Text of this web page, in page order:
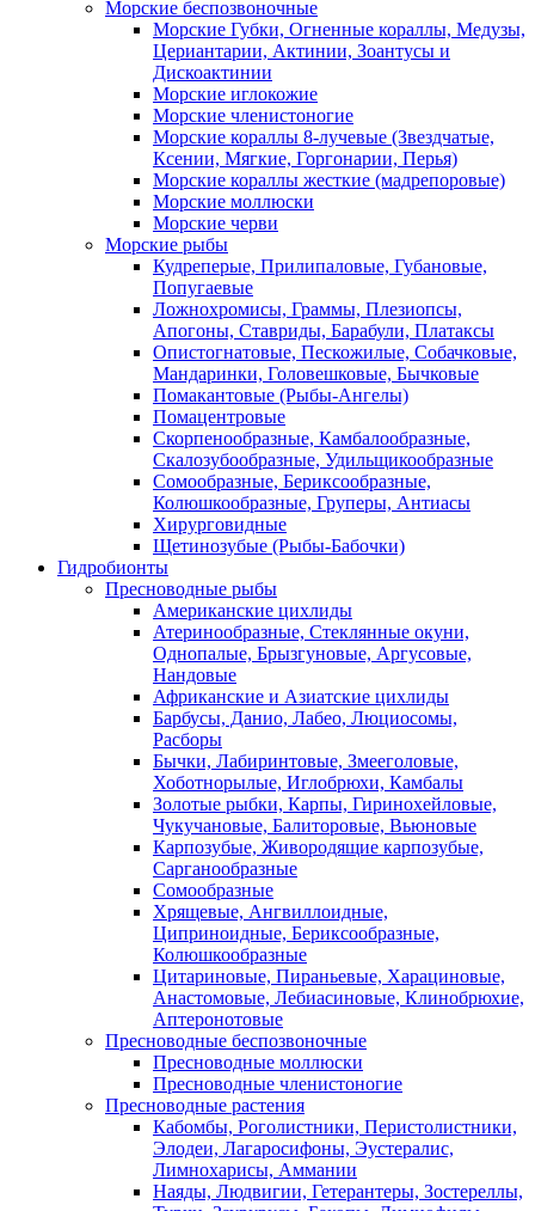
Морские беспозвоночные
Морские Губки, Огненные кораллы, Медузы,
Цериантарии, Актинии, Зоантусы и
Дискоактинии
Морские иглокожие
Морские членистоногие
Морские кораллы 8-лучевые (Звездчатые,
Ксении, Мягкие, Горгонарии, Перья)
Морские кораллы жесткие (мадрепоровые)
Морские моллюски
Морские черви
Морские рыбы
Кудреперые, Прилипаловые, Губановые,
Попугаевые
Ложнохромисы, Граммы, Плезиопсы,
Апогоны, Ставриды, Барабули, Платаксы
Опистогнатовые, Пескожилые, Собачковые,
Мандаринки, Головешковые, Бычковые
Помакантовые (Рыбы-Ангелы)
Помацентровые
Скорпенообразные, Камбалообразные,
Скалозубообразные, Удильщикообразные
Сомообразные, Бериксообразные,
Колюшкообразные, Груперы, Антиасы
Хирурговидные
Щетинозубые (Рыбы-Бабочки)
Гидробионты
Пресноводные рыбы
Американские цихлиды
Атеринообразные, Стеклянные окуни,
Однопалые, Брызгуновые, Аргусовые,
Нандовые
Африканские и Азиатские цихлиды
Барбусы, Данио, Лабео, Люциосомы,
Расборы
Бычки, Лабиринтовые, Змееголовые,
Хоботнорылые, Иглобрюхи, Камбалы
Золотые рыбки, Карпы, Гиринохейловые,
Чукучановые, Балиторовые, Вьюновые
Карпозубые, Живородящие карпозубые,
Сарганообразные
Сомообразные
Хрящевые, Ангвиллоидные,
Циприноидные, Бериксообразные,
Колюшкообразные
Цитариновые, Пираньевые, Харациновые,
Анастомовые, Лебиасиновые, Клинобрюхие,
Аптеронотовые
Пресноводные беспозвоночные
Пресноводные моллюски
Пресноводные членистоногие
Пресноводные растения
Кабомбы, Роголистники, Перистолистники,
Элодеи, Лагаросифоны, Эустералис,
Лимнохарисы, Аммании
Наяды, Людвигии, Гетерантеры, Зостереллы,